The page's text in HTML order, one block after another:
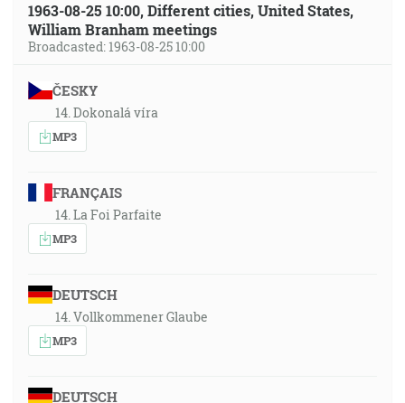
1963-08-25 10:00, Different cities, United States,
William Branham meetings
Broadcasted: 1963-08-25 10:00
ČESKY
14. Dokonalá víra
MP3
FRANÇAIS
14. La Foi Parfaite
MP3
DEUTSCH
14. Vollkommener Glaube
MP3
DEUTSCH